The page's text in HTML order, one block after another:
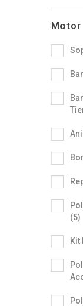
Motor
(5)
Kit